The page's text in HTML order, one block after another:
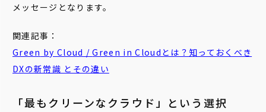
メッセージとなります。
関連記事：
Green by Cloud /Green in Cloudとは？知っておくべき
DXの新常識 とその違い
「最もクリーンなクラウド」という選択